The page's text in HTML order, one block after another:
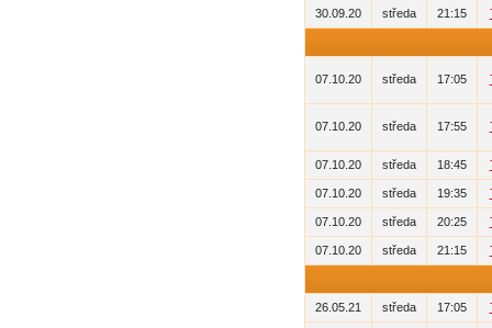
30.09.20 středa 21:15
07.10.20 středa 17:05
07.10.20 středa 17:55
07.10.20 středa 18:45
07.10.20 středa 19:35
07.10.20 středa 20:25
07.10.20 středa 21:15
26.05.21 středa 17:05